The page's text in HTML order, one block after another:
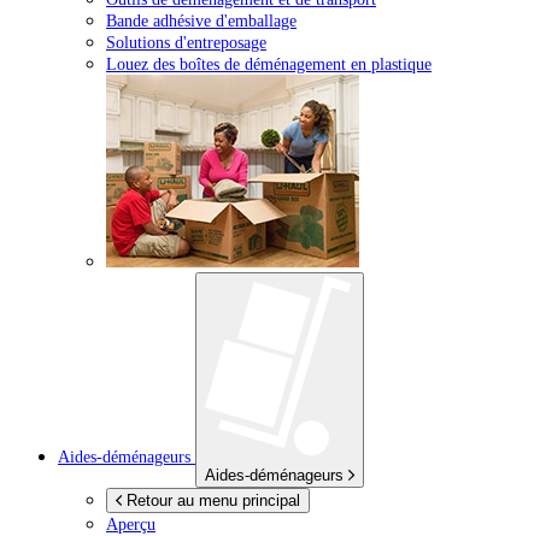
Bande adhésive d'emballage
Solutions d'entreposage
Louez des boîtes de déménagement en plastique
Aides-déménageurs
Aides-déménageurs
Retour au menu principal
Aperçu